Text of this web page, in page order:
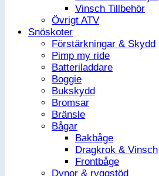
Vinsch Tillbehör
Övrigt ATV
Snöskoter
Förstärkningar & Skydd
Pimp my ride
Batteriladdare
Boggie
Bukskydd
Bromsar
Bränsle
Bågar
Bakbåge
Dragkrok & Vinsch
Frontbåge
Dynor & ryggstöd